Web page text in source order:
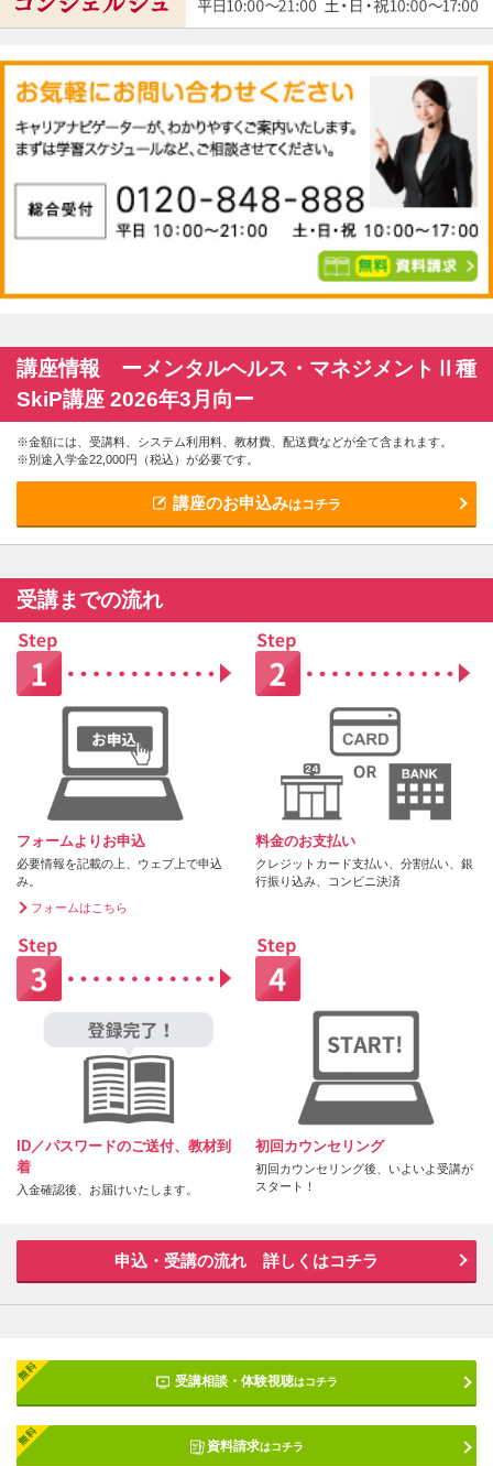
講座情報 ーメンタルヘルス・マネジメントⅡ種
SkiP講座 2026年3月向ー
※金額には、受講料、システム利用料、教材費、配送費などが全て含まれます。
※別途入学金22,000円（税込）が必要です。
講座のお申込みはコチラ
受講までの流れ
フォームよりお申込
必要情報を記載の上、ウェブ上で申込
み。
フォームはこちら
料金のお支払い
クレジットカード支払い、分割払い、銀
行振り込み、コンビニ決済
ID／パスワードのご送付、教材到
着
入金確認後、お届けいたします。
初回カウンセリング
初回カウンセリング後、いよいよ受講が
スタート！
申込・受講の流れ 詳しくはコチラ
受講相談・体験視聴はコチラ
資料請求はコチラ